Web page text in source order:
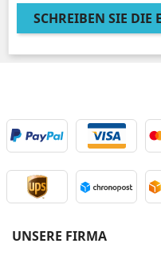
SCHREIBEN SIE DIE
UNSERE FIRMA